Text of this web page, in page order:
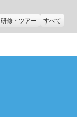
研修・ツアー すべて